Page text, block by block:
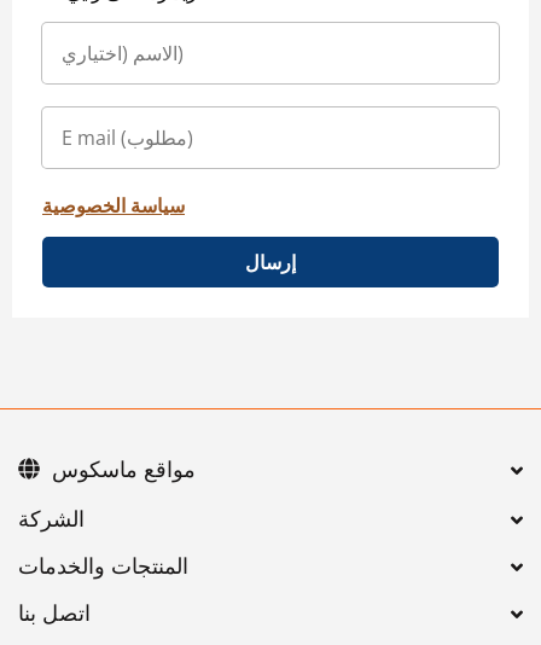
سياسة الخصوصية
إرسال
اتصل بنا
مواقع ماسكوس